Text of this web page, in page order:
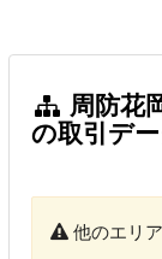
周防花
の取引デ
他のエリ